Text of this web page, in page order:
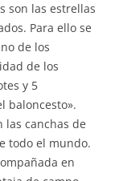
son las estrellas
Para ello se
de los
de los
y 5
baloncesto».
canchas de
todo el mundo.
en